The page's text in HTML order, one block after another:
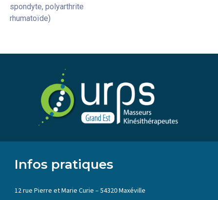
spondyte, polyarthrite
rhumatoïde)
Infos pratiques
12 rue Pierre et Marie Curie – 54320 Maxéville